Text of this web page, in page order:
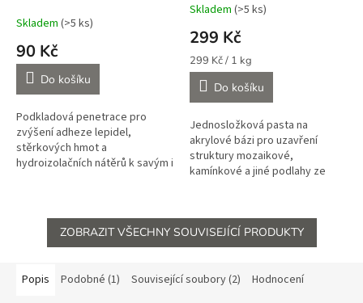
Skladem (>5 ks)
90 Kč
Do košíku
Podkladová penetrace pro
zvýšení adheze lepidel,
stěrkových hmot a
hydroizolačních nátěrů k savým i
Průměrné
hodnocení
produktu
je
5,0
5
hvězdiček.
Skladem (>5 ks)
299 Kč
Měrná
cena:
299 Kč / 1 kg
Do košíku
Jednosložková pasta na
akrylové bázi pro uzavření
struktury mozaikové,
kamínkové a jiné podlahy ze
omítek v...
ZOBRAZIT VŠECHNY SOUVISEJÍCÍ PRODUKTY
Popis Podobné (1) Související soubory (2) Hodnocení